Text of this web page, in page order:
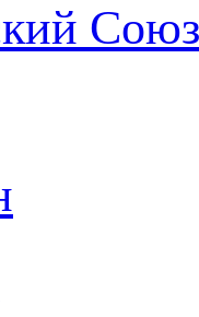
Союз